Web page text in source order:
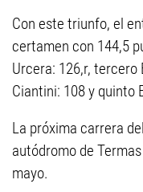
Con este triunfo, el
certamen con 144,5
Urcera: 126,r, tercero
Ciantini: 108 y quinto
La próxima carrera
autódromo de
mayo.